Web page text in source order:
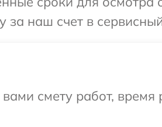
наш счет в
смету работ,